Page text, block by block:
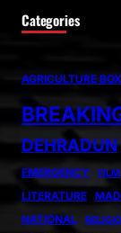
Categories
AGRICULTURE BOX
DEHRADUN
EMERGENCY FILM
LITERATURE
NATIONAL